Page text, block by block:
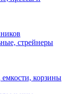
стрейнеры
корзины